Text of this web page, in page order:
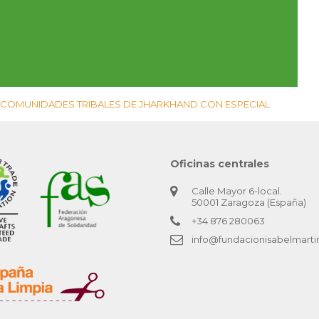
TRIBALES DE JHARKHAND CON ESPECIAL
Oficinas centrales
Calle Mayor 6-local.
50001 Zaragoza (España)
+34 876 280063